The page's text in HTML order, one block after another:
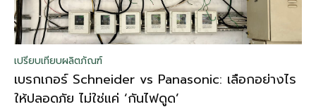
เปรียบเทียบผลิตภัณฑ์
เบรกเกอร์ Schneider vs Panasonic: เลือกอย่างไร
ให้ปลอดภัย ไม่ใช่แค่ ‘กันไฟดูด’